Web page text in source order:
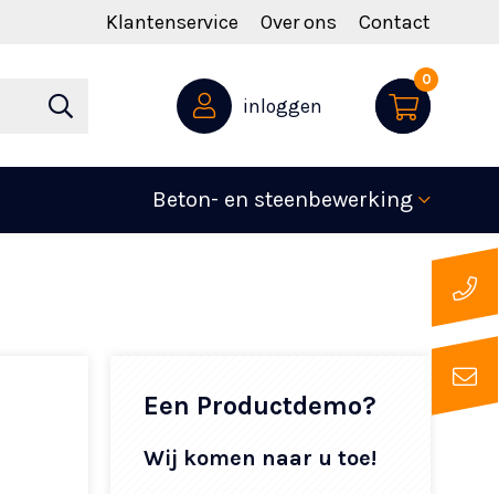
Klantenservice Over ons Contact
0
inloggen
Beton- en steenbewerking
Een Productdemo?
Wij komen naar u toe!